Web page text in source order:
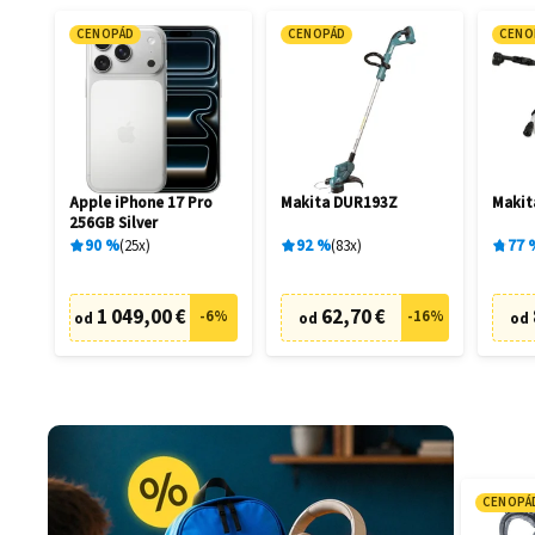
CENOPÁD
Apple iPhone 17 Pro
256GB Silver
90 % 25x
od 1 049,00 € -6%
CENOPÁD
Makita DUR193Z
92% 83x
od 62,70 € -16%
77
od